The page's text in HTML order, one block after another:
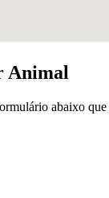
Animal
abaixo